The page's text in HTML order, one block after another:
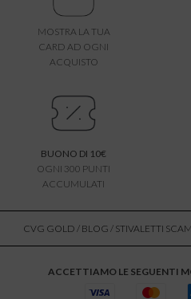
MOSTRA LA TUA
CARD AD OGNI
ACQUISTO
BUONO DI 10€
OGNI 300 PUNTI
ACCUMULATI
CVG GOLD / BLOG / STIVALETTI
ACCETTIAMO LE SEGUENTI